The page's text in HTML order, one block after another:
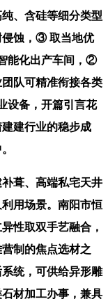
、含硅等细分类型
侵蚀，③ 取当地优
能化出产车间，②
队可精准衔接各类
设备，开篇引言花
建行业的稳步成
葺、高端私宅天井
用场景。南阳市恒
性取双手艺融合，
制的焦点选材之
统，可供给异形雕
材加工办事，兼具